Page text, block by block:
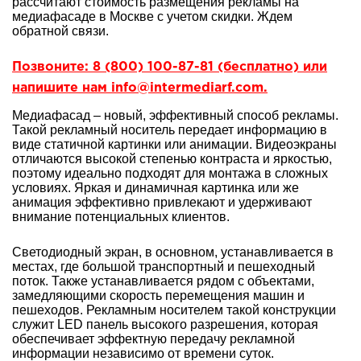
медиафасаде в Москве с учетом скидки. Ждем
обратной связи.
Позвоните: 8 (800) 100-87-81 (бесплатно) или
напишите нам info@intermediarf.com.
Медиафасад – новый, эффективный способ рекламы.
Такой рекламный носитель передает информацию в
виде статичной картинки или анимации. Видеоэкраны
отличаются высокой степенью контраста и яркостью,
поэтому идеально подходят для монтажа в сложных
условиях. Яркая и динамичная картинка или же
анимация эффективно привлекают и удерживают
внимание потенциальных клиентов.
Светодиодный экран, в основном, устанавливается в
местах, где большой транспортный и пешеходный
поток. Также устанавливается рядом с объектами,
замедляющими скорость перемещения машин и
пешеходов. Рекламным носителем такой конструкции
служит LED панель высокого разрешения, которая
обеспечивает эффектную передачу рекламной
информации независимо от времени суток.